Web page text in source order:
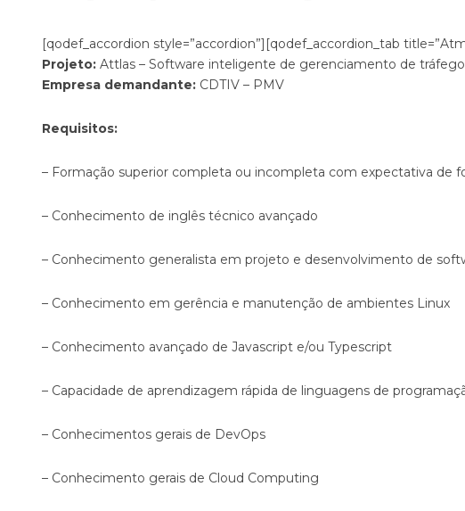
[qodef_accordion style=”accordion”][qodef_accordion_tab
Projeto: Attlas – Software inteligente de gerenciamento de
Empresa demandante: CDTIV – PMV
Requisitos:
– Formação superior completa ou incompleta com expectativa de
– Conhecimento de inglês técnico avançado
– Conhecimento generalista em projeto e desenvolvimento de
– Conhecimento em gerência e manutenção de ambientes Linux
– Conhecimento avançado de Javascript e/ou Typescript
– Capacidade de aprendizagem rápida de linguagens de
– Conhecimentos gerais de DevOps
– Conhecimento gerais de Cloud Computing